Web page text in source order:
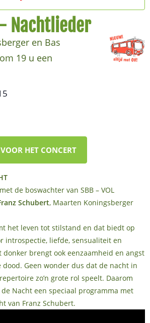
Nachtlieder
en Bas
19 u een
HET CONCERT
met de boswachter van SBB – VOL
Schubert, Maarten Koningsberger
het leven tot stilstand en dat biedt op
introspectie, liefde, sensualiteit en
donker brengt ook eenzaamheid en angst
dood. Geen wonder dus dat de nacht in
zo’n grote rol speelt. Daarom
Nacht een speciaal programma met
van Franz Schubert.